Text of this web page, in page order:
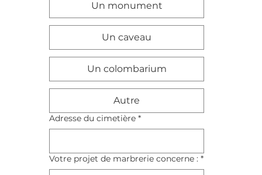
Un monument
Un caveau
Un colombarium
Autre
Adresse du cimetière *
Votre projet de marbrerie concerne : *